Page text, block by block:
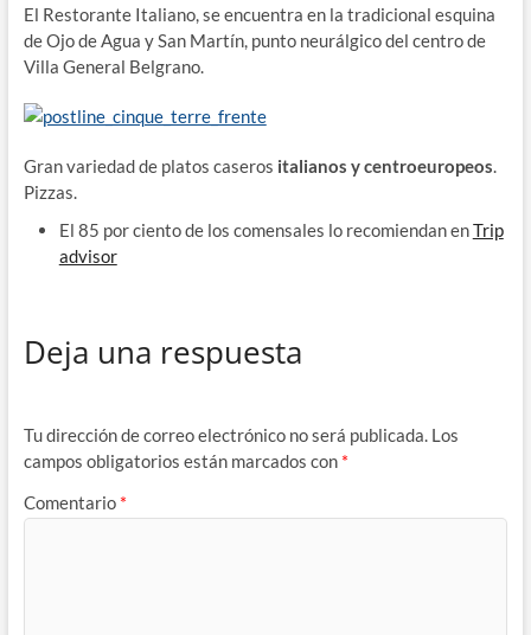
El Restorante Italiano, se encuentra en la tradicional esquina
de Ojo de Agua y San Martín, punto neurálgico del centro de
Villa General Belgrano.
Gran variedad de platos caseros italianos y centroeuropeos.
Pizzas.
El 85 por ciento de los comensales lo recomiendan enTrip
advisor
Deja una respuesta
Tu dirección de correo electrónico no será publicada. Los
campos obligatorios están marcados con *
Comentario *